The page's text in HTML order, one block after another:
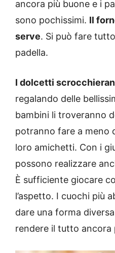
ancora più buone e i
sono pochissimi. Il
serve. Si può fare
padella.
I dolcetti
regalando delle
bambini li troveranno
potranno fare a meno
loro amichetti. Con i
possono realizzare
È sufficiente giocare
l’aspetto. I cuochi più
dare una forma
rendere il tutto ancora